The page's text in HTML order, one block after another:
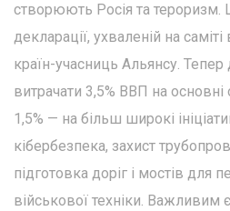
створюють Росія та тероризм.
декларації, ухваленій на
країн-учасниць Альянсу.
витрачати 3,5% ВВП на
1,5% — на більш широкі
кібербезпека, захист
підготовка доріг і мостів для
військової техніки. Важливим